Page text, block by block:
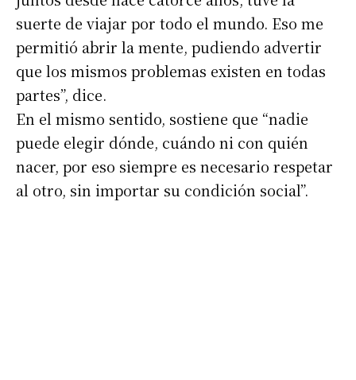
suerte de viajar por todo el mundo. Eso me
permitió abrir la mente, pudiendo advertir
que los mismos problemas existen en todas
partes”, dice.
En el mismo sentido, sostiene que “nadie
puede elegir dónde, cuándo ni con quién
nacer, por eso siempre es necesario respetar
al otro, sin importar su condición social”.